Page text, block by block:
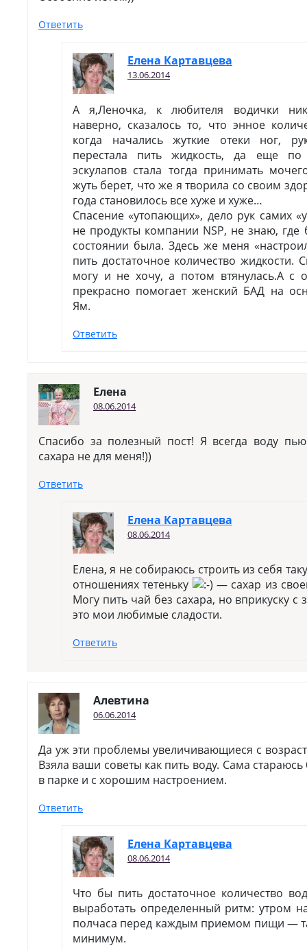
Ответить
Елена Картавцева
13.06.2014
А я,Леночка, к любителя водички
наверно, сказалось то, что энное
когда начались жуткие отеки ног,
перестала пить жидкость, да еще по
эскулапов стала тогда принимать
жуть берет, что же я творила со своим
года становилось все хуже и хуже…
Спасение «утопающих», дело рук самих
не продукты компании NSP, не знаю,
состоянии была. Здесь же меня
пить достаточное количество жидкости.
могу и не хочу, а потом втянулась.А с
прекрасно помогает женский БАД на
Ям.
Ответить
Елена
08.06.2014
Спасибо за полезный пост! Я всегда воду
сахара не для меня!))
Ответить
Елена Картавцева
08.06.2014
Елена, я не собираюсь строить из себя
отношениях тетеньку
— сахар из
Могу пить чай без сахара, но вприкуску
это мои любимые сладости.
Ответить
Алевтина
06.06.2014
Да уж эти проблемы увеличивающиеся с
Взяла ваши советы как пить воду. Сама
в парке и с хорошим настроением.
Ответить
Елена Картавцева
08.06.2014
Что бы пить достаточное количество
выработать определенный ритм: утром
полчаса перед каждым приемом пищи —
минимум.